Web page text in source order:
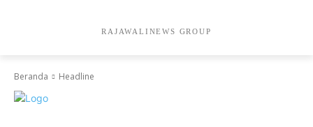
RAJAWALINEWS GROUP
Beranda Headline